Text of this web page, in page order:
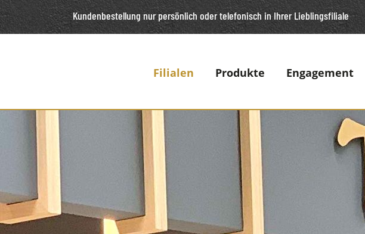
Kundenbestellung nur persönlich oder telefonisch in Ihrer Lieblingsfiliale
Filialen Produkte Engagement